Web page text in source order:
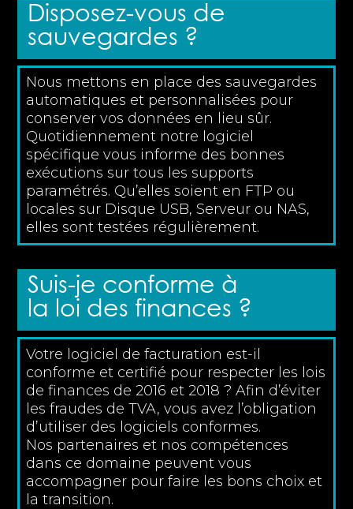
Disposez-vous de
sauvegardes ?
Nous mettons en place des sauvegardes
automatiques et personnalisées pour
conserver vos données en lieu sûr.
Quotidiennement notre logiciel
spécifique vous informe des bonnes
exécutions sur tous les supports
paramétrés. Qu’elles soient en FTP ou
locales sur Disque USB, Serveur ou NAS,
elles sont testées régulièrement.
Suis-je conforme à
la loi des finances ?
Votre logiciel de facturation est-il
conforme et certifié pour respecter les lois
de finances de 2016 et 2018 ? Afin d’éviter
les fraudes de TVA, vous avez l’obligation
d’utiliser des logiciels conformes.
Nos partenaires et nos compétences
dans ce domaine peuvent vous
accompagner pour faire les bons choix et
la transition.